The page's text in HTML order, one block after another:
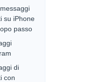
su iPhone
passo
di
con